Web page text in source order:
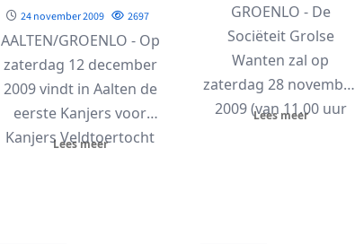
24 november 2009 2697
AALTEN/GROENLO - Op
zaterdag 12 december
2009 vindt in Aalten de
eerste Kanjers voor
Kanjers Veldtoertocht
Lees meer
GROENLO - De
Sociëteit Grolse
Wanten zal op
zaterdag 28
2009 (van 11.00 uur
Lees meer